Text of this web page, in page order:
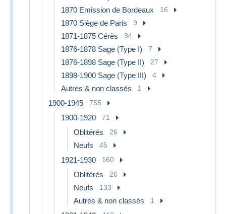
1870 Emission de Bordeaux 16
1870 Siège de Paris 9
1871-1875 Cérès 34
1876-1878 Sage (Type I) 7
1876-1898 Sage (Type II) 27
1898-1900 Sage (Type III) 4
Autres & non classés 1
1900-1945 755
1900-1920 71
Oblitérés 26
Neufs 45
1921-1930 160
Oblitérés 26
Neufs 133
Autres & non classés 1